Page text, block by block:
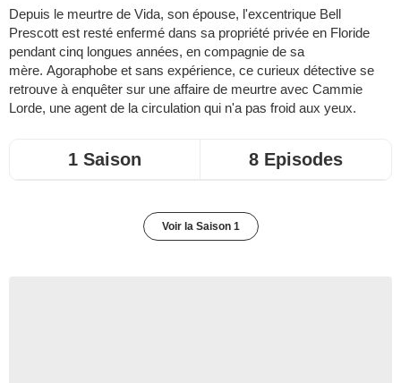
Depuis le meurtre de Vida, son épouse, l'excentrique Bell
Prescott est resté enfermé dans sa propriété privée en Floride
pendant cinq longues années, en compagnie de sa
mère. Agoraphobe et sans expérience, ce curieux détective se
retrouve à enquêter sur une affaire de meurtre avec Cammie
Lorde, une agent de la circulation qui n'a pas froid aux yeux.
1 Saison 8 Episodes
Voir la Saison 1